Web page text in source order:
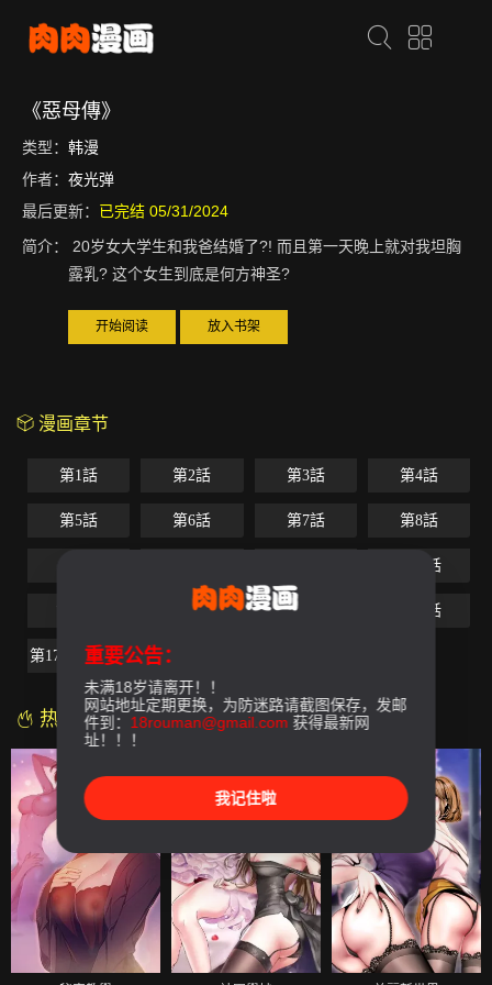
《惡母傳》
类型： 韩漫
作者： 夜光弹
最后更新： 已完结 05/31/2024
简介：
20岁女大学生和我爸结婚了?! 而且第一天晚上就对我坦胸
露乳? 这个女生到底是何方神圣?
开始阅读 放入书架
漫画章节
第1話 第2話 第3話 第4話
第5話 第6話 第7話 第8話
第12話
第14話 第15話 第16話
第17話-最終話
热门漫画
重要公告：
未满18岁请离开！！
网站地址定期更换，为防迷路请截图保存，发邮
件到： 18rouman@gmail.com 获得最新网
址！！！
我记住啦